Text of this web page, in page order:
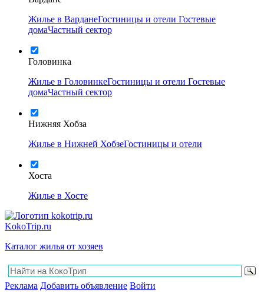
Жилье в ВарданеГостиницы и отели Гостевые
домаЧастный сектор
Головинка
Жилье в ГоловинкеГостиницы и отели Гостевые
домаЧастный сектор
Нижняя Хобза
Жилье в Нижней ХобзеГостиницы и отели
Хоста
Жилье в Хосте
KokoTrip.ru
Каталог жилья от хозяев
Реклама Добавить объявление Войти